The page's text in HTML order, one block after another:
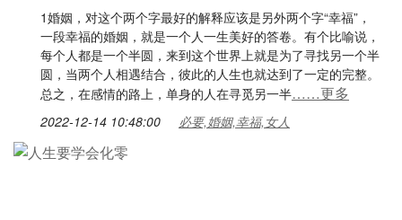
1婚姻，对这个两个字最好的解释应该是另外两个字“幸福”，
一段幸福的婚姻，就是一个人一生美好的答卷。有个比喻说，
每个人都是一个半圆，来到这个世界上就是为了寻找另一个半
圆，当两个人相遇结合，彼此的人生也就达到了一定的完整。
总之，在感情的路上，单身的人在寻觅另一半……更多
2022-12-14 10:48:00 必要,婚姻,幸福,女人